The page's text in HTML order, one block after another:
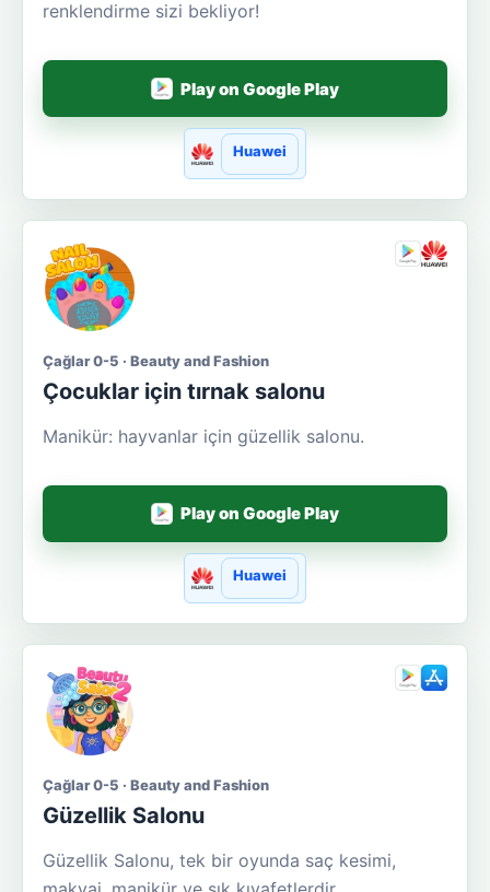
renklendirme sizi bekliyor!
Play on Google Play
Huawei
Çağlar 0-5 · Beauty and Fashion
Çocuklar için tırnak salonu
Manikür: hayvanlar için güzellik salonu.
Play on Google Play
Huawei
Çağlar 0-5 · Beauty and Fashion
Güzellik Salonu
Güzellik Salonu, tek bir oyunda saç kesimi,